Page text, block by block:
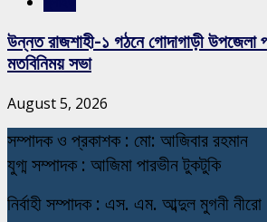
উন্নত রাজশাহী-১ গঠনে গোদাগাড়ী উপজেলা
মতবিনিময় সভা
August 5, 2026
সম্পাদক ও প্রকাশক : মো: আজিবার রহমান
যুগ্ম সম্পাদক : আজিমা পারভীন টুকটুকি
নির্বাহী সম্পাদক : এস. এম. আব্দুল মুগনী নীরো